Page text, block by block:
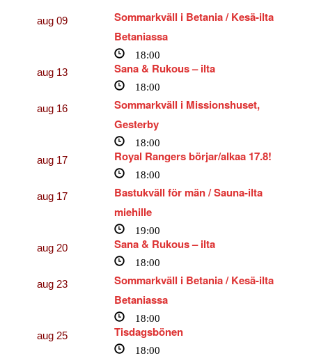
aug 09
Sommarkväll i Betania / Kesä-ilta
Betaniassa
18:00
aug 13 Sana & Rukous – ilta
18:00
aug 16
Sommarkväll i Missionshuset,
Gesterby
18:00
aug 17 Royal Rangers börjar/alkaa 17.8!
18:00
aug 17
Bastukväll för män / Sauna-ilta
miehille
19:00
aug 20 Sana & Rukous – ilta
18:00
aug 23
Sommarkväll i Betania / Kesä-ilta
Betaniassa
18:00
aug 25 Tisdagsbönen
18:00